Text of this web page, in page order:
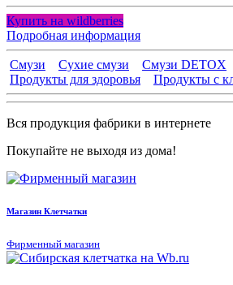
Купить на wildberries
Подробная информация
Смузи Сухие смузи Смузи DETOX
Продукты для здоровья
Продукты с
Вся продукция фабрики в интернете
Покупайте не выходя из дома!
Магазин Клетчатки
Фирменный магазин